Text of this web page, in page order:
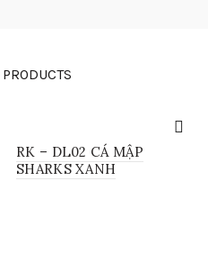
RK – DL02 CÁ MẬP
SHARKS XANH